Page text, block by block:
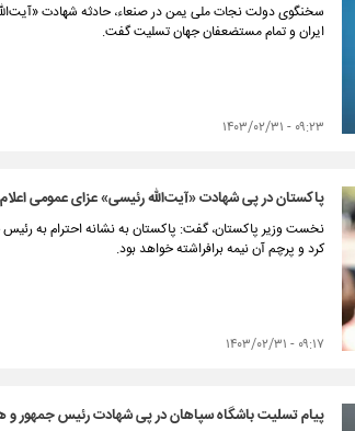
سخنگوی دولت نجات ملی یمن در صنعاء، حادثه شهادت
ایران و تمام مستضعفان جهان تسلیت گفت.
۰۹:۲۳ - ۱۴۰۳/۰۲/۳۱
پاکستان در پی شهادت «آیت‌الله رئیسی» عزای عمومی
نخست وزیر پاکستان، گفت: پاکستان به نشانه احترام به رئیس
کرد و پرچم آن نیمه برافراشته خواهد بود.
۰۹:۱۷ - ۱۴۰۳/۰۲/۳۱
پیام تسلیت باشگاه سپاهان در پی شهادت رئیس جمهور و